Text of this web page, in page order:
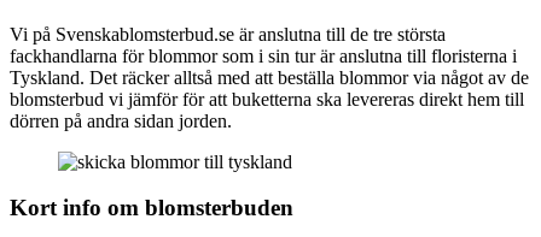
Vi på Svenskablomsterbud.se är anslutna till de tre största
fackhandlarna för blommor som i sin tur är anslutna till floristerna i
Tyskland. Det räcker alltså med att beställa blommor via något av de
blomsterbud vi jämför för att buketterna ska levereras direkt hem till
dörren på andra sidan jorden.
Kort info om blomsterbuden